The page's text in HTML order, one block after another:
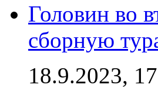
Головин во
сборную
18.9.2023,